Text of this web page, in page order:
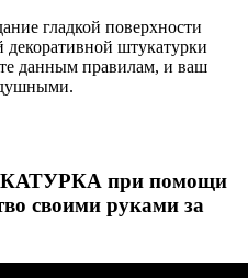
гладкой поверхности
декоративной штукатурки
данным правилам, и ваш
при помощи
своими руками за